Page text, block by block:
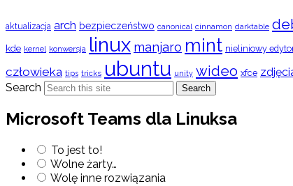
aktualizacja arch bezpieczeństwo canonical cinnamon darktable
kde kernel konwersja linux manjaro mint nieliniowy
człowieka tips tricks ubuntu unity wideo xfce
Search Search
Microsoft Teams dla Linuksa
To jest to!
Wolne żarty…
Wolę inne rozwiązania